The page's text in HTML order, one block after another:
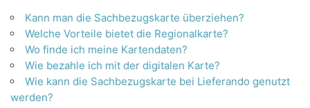
Kann man die Sachbezugskarte überziehen?
Welche Vorteile bietet die Regionalkarte?
Wo finde ich meine Kartendaten?
Wie bezahle ich mit der digitalen Karte?
Wie kann die Sachbezugskarte bei Lieferando genutzt
werden?